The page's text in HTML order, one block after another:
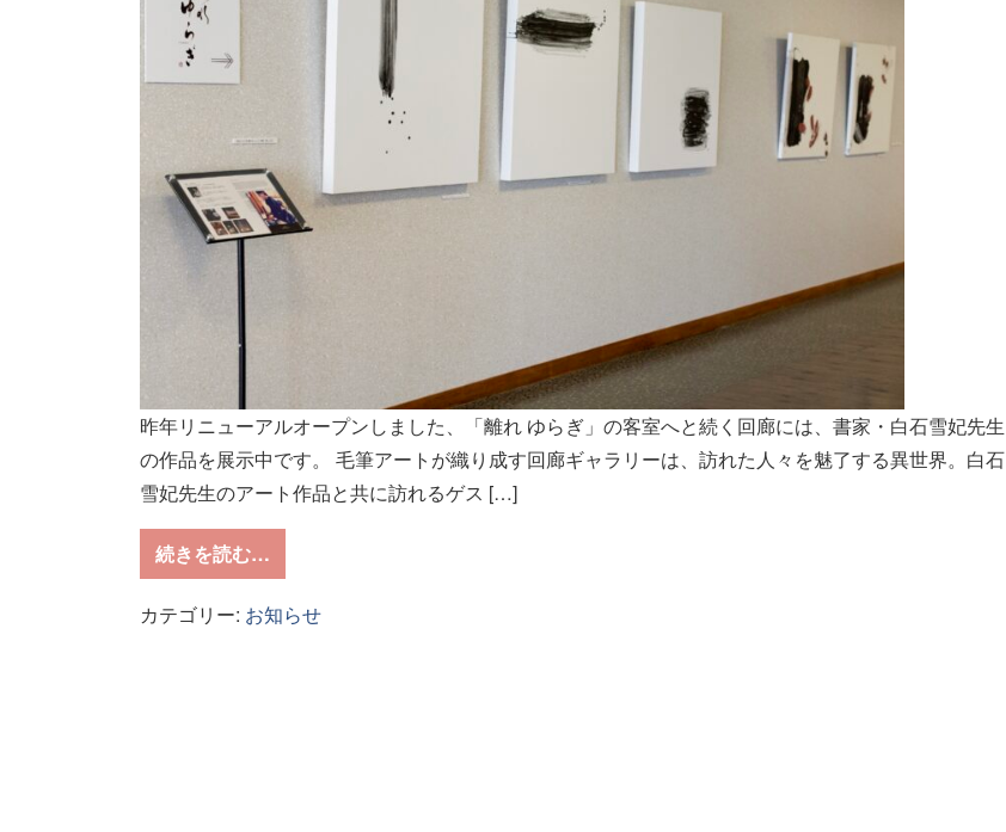
昨年リニューアルオープンしました、「離れ ゆらぎ」の客室へと続く回廊には、書家・白石雪妃先生
の作品を展示中です。 毛筆アートが織り成す回廊ギャラリーは、訪れた人々を魅了する異世界。白石
雪妃先生のアート作品と共に訪れるゲス […]
続きを読む…
カテゴリー: お知らせ